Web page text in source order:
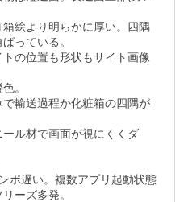
絵より明らかに厚い。四隅
っている。
の位置も形状もサイト画像
。
輸送過程か化粧箱の四隅が
ル材で画面が視にくくダ
ポ遅い。複数アプリ起動状態
ーズ多発。